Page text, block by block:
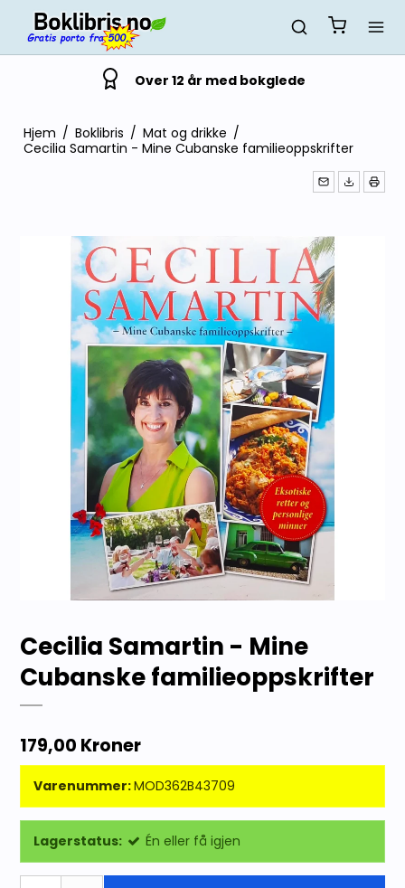
Over 12 år med bokglede
Hjem / Boklibris / Mat og drikke /
Cecilia Samartin - Mine Cubanske familieoppskrifter
Cecilia Samartin - Mine
Cubanske familieoppskrifter
179,00 Kroner
Varenummer:MOD362B43709
Lagerstatus: Én eller få igjen